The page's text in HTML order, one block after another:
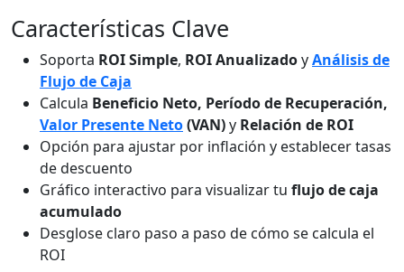
Características Clave
Soporta ROI Simple, ROI AnualizadoyAnálisis de
Flujo de Caja
Calcula Beneficio Neto, Período de Recuperación,
Valor Presente Neto(VAN)y Relación de ROI
Opción para ajustar por inflación y establecer tasas
de descuento
Gráfico interactivo para visualizar tu flujo de caja
acumulado
Desglose claro paso a paso de cómo se calcula el
ROI